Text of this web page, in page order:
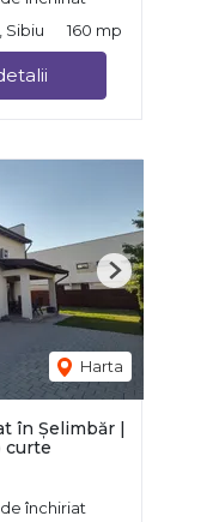
Sibiu
160 mp
Harta
Next
în Șelimbăr |
curte
închiriat